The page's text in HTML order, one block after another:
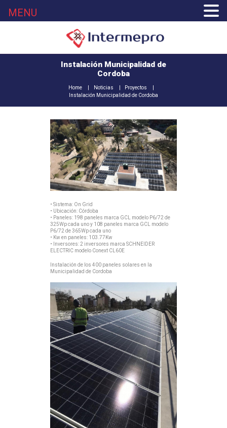
Instalación Municipalidad de
Cordoba
Home Noticias
Proyectos
Instalación Municipalidad de Cordoba
• Sistema: On Grid
• Ubicación: Córdoba
• Paneles: 198 paneles marca GCL modelo P6/72 de
325Wp cada uno y 108 paneles marca GCL modelo
P6/72 de 365Wp cada uno
• Kw en paneles: 103.77Kw
• Inversores: 2 inversores marca SCHNEIDER
ELECTRIC modelo Conext CL60E
Instalación de los 400 paneles solares en la
Municipalidad de Cordoba
MENU